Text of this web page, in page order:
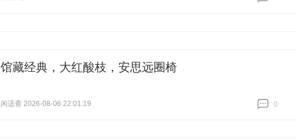
馆藏经典，大红酸枝，安思远圈椅
闲适斋 2026-08-06 22:01:19
0